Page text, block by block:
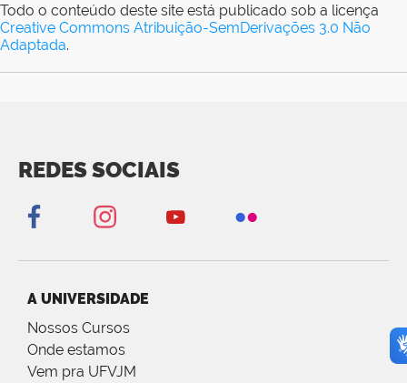
Todo o conteúdo deste site está publicado sob a licença
Creative Commons Atribuição-SemDerivações 3.0 Não
Adaptada.
REDES SOCIAIS
A UNIVERSIDADE
Nossos Cursos
Onde estamos
Vem pra UFVJM